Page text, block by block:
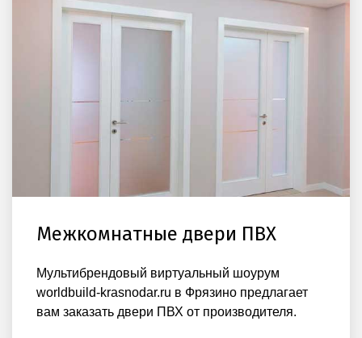
Межкомнатные двери ПВХ
Мультибрендовый виртуальный шоурум
worldbuild-krasnodar.ru в Фрязино предлагает
вам заказать двери ПВХ от производителя.